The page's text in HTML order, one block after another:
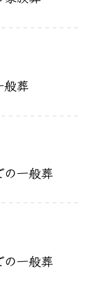
般葬
の一般葬
の一般葬